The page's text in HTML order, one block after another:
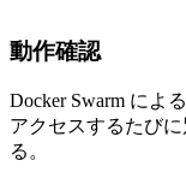
動作確認
Docker Swarm によ
アクセスするたび
る。